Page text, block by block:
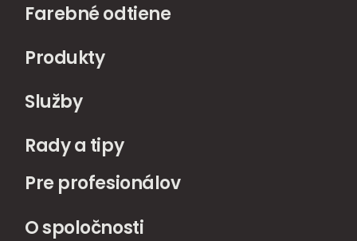
Farebné odtiene
Produkty
Služby
Rady a tipy
Pre profesionálov
O spoločnosti